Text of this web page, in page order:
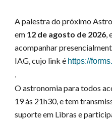
A palestra do próximo
em 12 de agosto de 2026,
acompanhar
IAG, cujo link é https://
.
O astronomia para todos
19 às 21h30, e tem
suporte em Libras e